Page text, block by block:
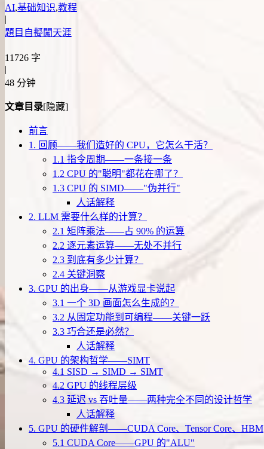
AI,基础知识,教程
|
題目自擬闖天涯
11726 字
|
48 分钟
文章目录[隐藏]
前言
1. 回顾——我们造好的 CPU，它怎么干活？
1.1 指令周期——一条接一条
1.2 CPU 的"聪明"都花在哪了？
1.3 CPU 的 SIMD——"伪并行"
人话解释
2. LLM 需要什么样的计算？
2.1 矩阵乘法——占 90% 的运算
2.2 逐元素运算——无处不并行
2.3 到底有多少计算？
2.4 关键洞察
3. GPU 的出身——从游戏显卡说起
3.1 一个 3D 画面怎么生成的？
3.2 从固定功能到可编程——关键一跃
3.3 巧合还是必然？
人话解释
4. GPU 的架构哲学——SIMT
4.1 SISD → SIMD → SIMT
4.2 GPU 的线程层级
4.3 延迟 vs 吞吐量——两种完全不同的设计哲学
人话解释
5. GPU 的硬件解剖——CUDA Core、Tensor Core、HBM
5.1 CUDA Core——GPU 的"ALU"